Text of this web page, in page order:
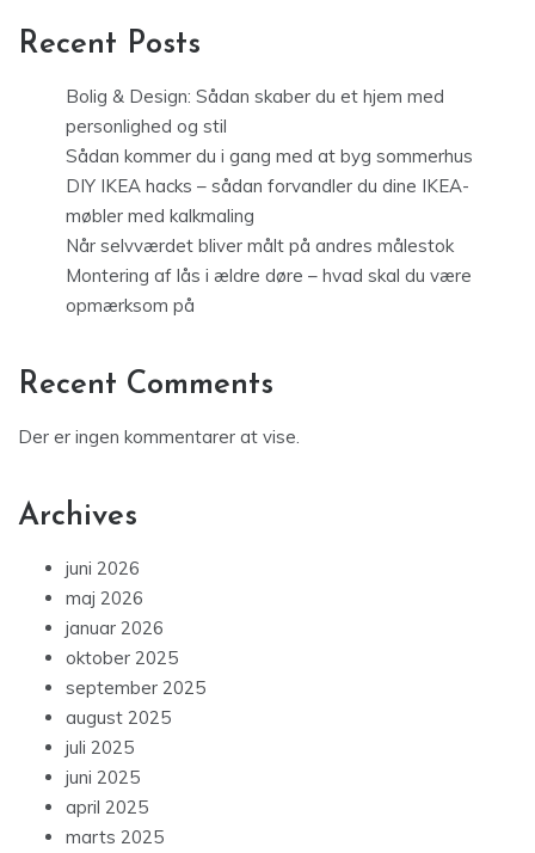
Recent Posts
Bolig & Design: Sådan skaber du et hjem med
personlighed og stil
Sådan kommer du i gang med at byg sommerhus
DIY IKEA hacks – sådan forvandler du dine IKEA-
møbler med kalkmaling
Når selvværdet bliver målt på andres målestok
Montering af lås i ældre døre – hvad skal du være
opmærksom på
Recent Comments
Der er ingen kommentarer at vise.
Archives
juni 2026
maj 2026
januar 2026
oktober 2025
september 2025
august 2025
juli 2025
juni 2025
april 2025
marts 2025